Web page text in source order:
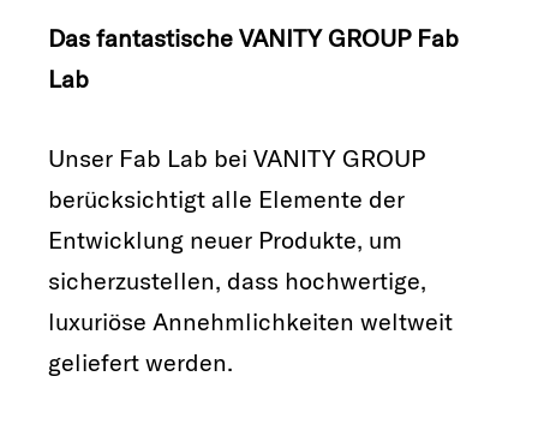
Das fantastische VANITY GROUP Fab
Lab
Unser Fab Lab bei VANITY GROUP
berücksichtigt alle Elemente der
Entwicklung neuer Produkte, um
sicherzustellen, dass hochwertige,
luxuriöse Annehmlichkeiten weltweit
geliefert werden.